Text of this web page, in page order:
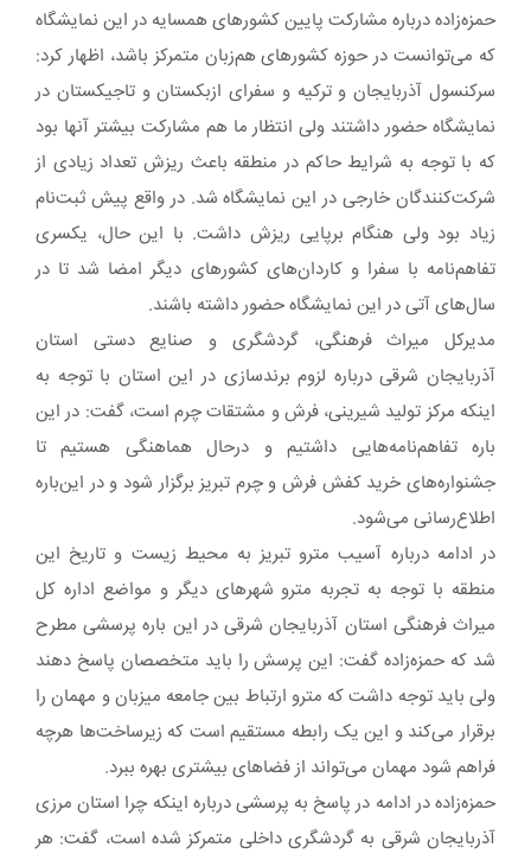
حمزه‌زاده درباره مشارکت پایین کشورهای همسایه در این نمایشگاه
که می‌توانست در حوزه کشورهای هم‌زبان متمرکز باشد، اظهار کرد:
سرکنسول آذربایجان و ترکیه و سفرای ازبکستان و تاجیکستان در
نمایشگاه حضور داشتند ولی انتظار ما هم مشارکت بیشتر آنها بود
که با توجه به شرایط حاکم در منطقه باعث ریزش تعداد زیادی از
شرکت‌کنندگان خارجی در این نمایشگاه شد. در واقع پیش ثبت‌نام
زیاد بود ولی هنگام برپایی ریزش داشت. با این حال، یکسری
تفاهم‌نامه با سفرا و کاردان‌های کشورهای دیگر امضا شد تا در
سال‌های آتی در این نمایشگاه حضور داشته باشند.
مدیرکل میراث فرهنگی، گردشگری و صنایع دستی استان
آذربایجان شرقی درباره لزوم برندسازی در این استان با توجه به
اینکه مرکز تولید شیرینی، فرش و مشتقات چرم است، گفت: در این
باره تفاهم‌نامه‌هایی داشتیم و درحال هماهنگی هستیم تا
جشنواره‌های خرید کفش فرش و چرم تبریز برگزار شود و در این‌باره
اطلاع‌رسانی می‌شود.
در ادامه درباره آسیب مترو تبریز به محیط زیست و تاریخ این
منطقه با توجه به تجربه مترو شهرهای دیگر و مواضع اداره کل
میراث فرهنگی استان آذربایجان شرقی در این باره پرسشی مطرح
شد که حمزه‌زاده گفت: این پرسش را باید متخصصان پاسخ دهند
ولی باید توجه داشت که مترو ارتباط بین جامعه میزبان و مهمان را
برقرار می‌کند و این یک رابطه مستقیم است که زیرساخت‌ها هرچه
فراهم شود مهمان می‌تواند از فضاهای بیشتری بهره ببرد.
حمزه‌زاده در ادامه در پاسخ به پرسشی درباره اینکه چرا استان مرزی
آذربایجان شرقی به گردشگری داخلی متمرکز شده است، گفت: هر